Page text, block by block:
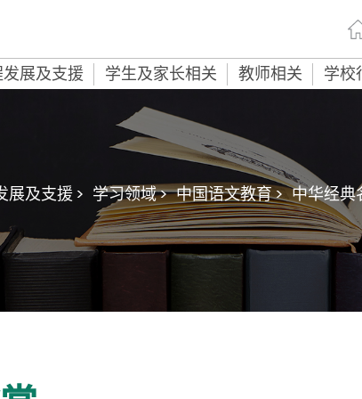
展及支援 学生及家长相关 教师相关 学校
展及支援 > 学习领域 > 中国语文教育 > 中华经典